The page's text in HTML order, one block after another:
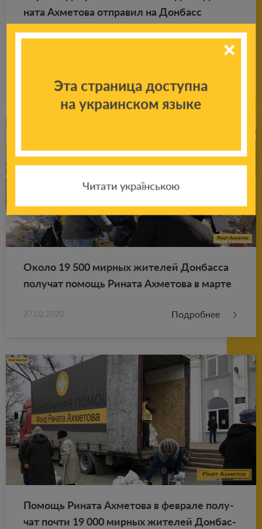
на­та Ах­ме­то­ва от­пра­вил на Дон­басс
первую ав­то­ко­лон­ну с гу­ма­ни­тар­ной по­мо­
Около 19 500 мир­ных жи­те­лей Дон­бас­са
по­лу­чат по­мощь Ри­на­та Ах­ме­то­ва в марте
27.02.2020 Подробнее
По­мощь Ри­на­та Ах­ме­то­ва в фев­ра­ле по­лу­
чат почти 19 000 мир­ных жи­те­лей Дон­бас­
Эта страница доступна
на украинском языке
Читати українською